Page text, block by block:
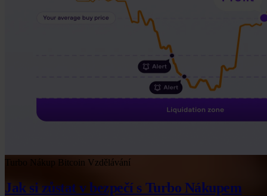
Turbo Nákup Bitcoin Vzdělávání
Jak si zůstat v bezpečí s Turbo Nákupem